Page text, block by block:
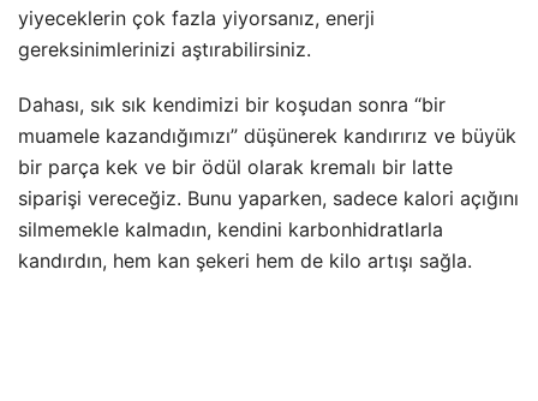
yiyeceklerin çok fazla yiyorsanız, enerji
gereksinimlerinizi aştırabilirsiniz.
Dahası, sık sık kendimizi bir koşudan sonra “bir
muamele kazandığımızı” düşünerek kandırırız ve büyük
bir parça kek ve bir ödül olarak kremalı bir latte
siparişi vereceğiz. Bunu yaparken, sadece kalori açığını
silmemekle kalmadın, kendini karbonhidratlarla
kandırdın, hem kan şekeri hem de kilo artışı sağla.